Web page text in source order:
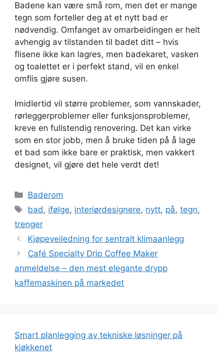
Badene kan være små rom, men det er mange
tegn som forteller deg at et nytt bad er
nødvendig. Omfanget av omarbeidingen er helt
avhengig av tilstanden til badet ditt – hvis
flisene ikke kan lagres, men badekaret, vasken
og toalettet er i perfekt stand, vil en enkel
omflis gjøre susen.
Imidlertid vil større problemer, som vannskader,
rørleggerproblemer eller funksjonsproblemer,
kreve en fullstendig renovering. Det kan virke
som en stor jobb, men å bruke tiden på å lage
et bad som ikke bare er praktisk, men vakkert
designet, vil gjøre det hele verdt det!
Kategorier
Baderom
Stikkord
bad , ifølge, interiørdesignere, nytt, på,tegn,
trenger
Kjøpeveiledning for sentralt klimaanlegg
Café Specialty Drip Coffee Maker
anmeldelse – den mest elegante drypp
kaffemaskinen på markedet
Smart planlegging av tekniske løsninger på
kjøkkenet